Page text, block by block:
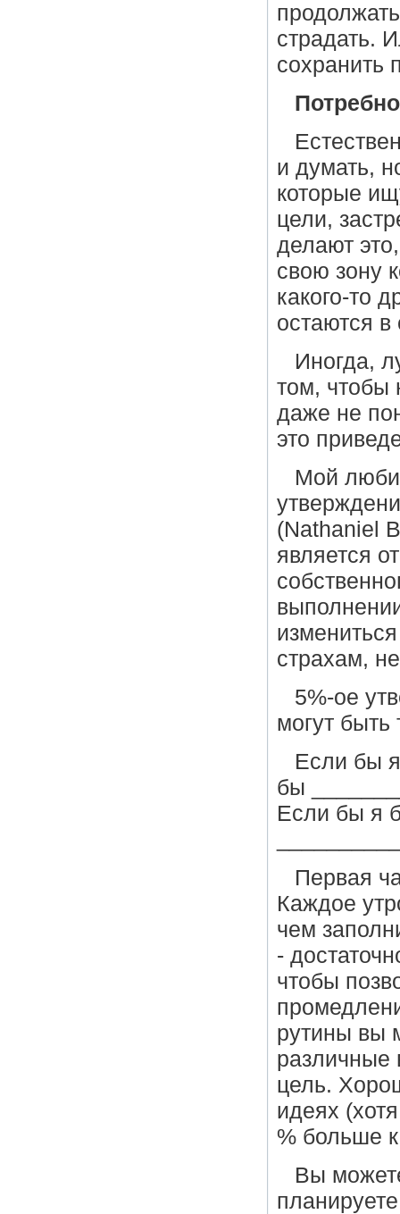
страдать.
сохранить
и думать,
которые
цели,
делают
свою зону
какого-то
остаются
Иногда,
том, чтобы
даже не
это
Мой
(Nathaniel
является
страхам,
5%-ое
могут быть
Если бы
бы
Если бы я
Первая
Каждое
чем
-
чтобы
рутины вы
различные
цель.
идеях
% больше
Вы